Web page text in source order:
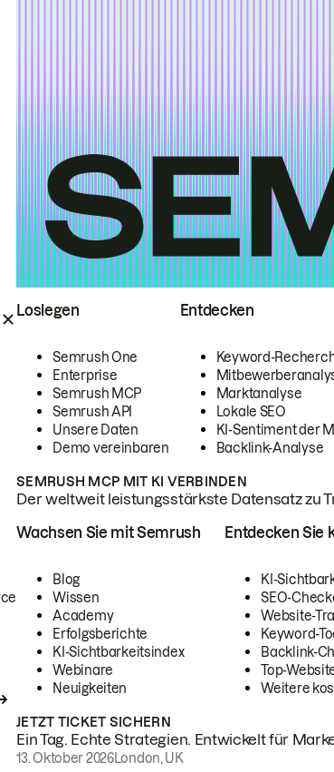
Loslegen
Semrush One
Enterprise
Semrush MCP
Semrush API
Unsere Daten
Demo vereinbaren
Entdecken
Keyword-
Marktanalyse
Lokale SEO
KI-Sentiment der
Backlink-Analyse
SEMRUSH MCP MIT KI VERBINDEN
Der weltweit leistungsstärkste Datensatz zu
Wachsen Sie mit Semrush
Blog
Wissen
Academy
Erfolgsberichte
KI-Sichtbarkeitsindex
Webinare
Neuigkeiten
Entdecken Sie
KI-
SEO-
Website-
Keyword-
Backlink-
Top-
Weitere
JETZT TICKET SICHERN
Ein Tag. Echte Strategien. Entwickelt für
13. Oktober 2026London, UK